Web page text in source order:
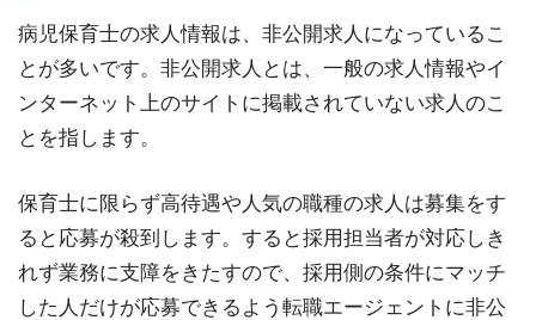
病児保育士の求人情報は、非公開求人になっているこ
とが多いです。非公開求人とは、一般の求人情報やイ
ンターネット上のサイトに掲載されていない求人のこ
とを指します。
保育士に限らず高待遇や人気の職種の求人は募集をす
ると応募が殺到します。すると採用担当者が対応しき
れず業務に支障をきたすので、採用側の条件にマッチ
した人だけが応募できるよう転職エージェントに非公